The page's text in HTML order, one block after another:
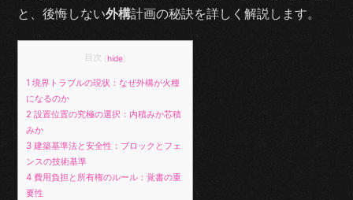
と、後悔しない外構計画の秘訣を詳しく解説します。
目次 [hide
1 境界トラブルの現状：なぜ外構が火種
になるのか
2 設置位置の究極の選択：内積みか芯積
みか
3 建築基準法と安全性：ブロックとフェ
ンスの技術基準
4 費用負担と所有権のルール：覚書の重
要性